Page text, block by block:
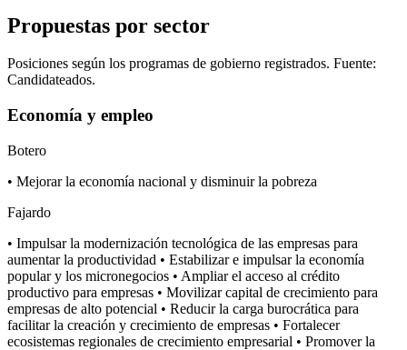
Propuestas por sector
Posiciones según los programas de gobierno registrados. Fuente:
Candidateados.
Economía y empleo
Botero
• Mejorar la economía nacional y disminuir la pobreza
Fajardo
• Impulsar la modernización tecnológica de las empresas para
aumentar la productividad • Estabilizar e impulsar la economía
popular y los micronegocios • Ampliar el acceso al crédito
productivo para empresas • Movilizar capital de crecimiento para
empresas de alto potencial • Reducir la carga burocrática para
facilitar la creación y crecimiento de empresas • Fortalecer
ecosistemas regionales de crecimiento empresarial • Promover la